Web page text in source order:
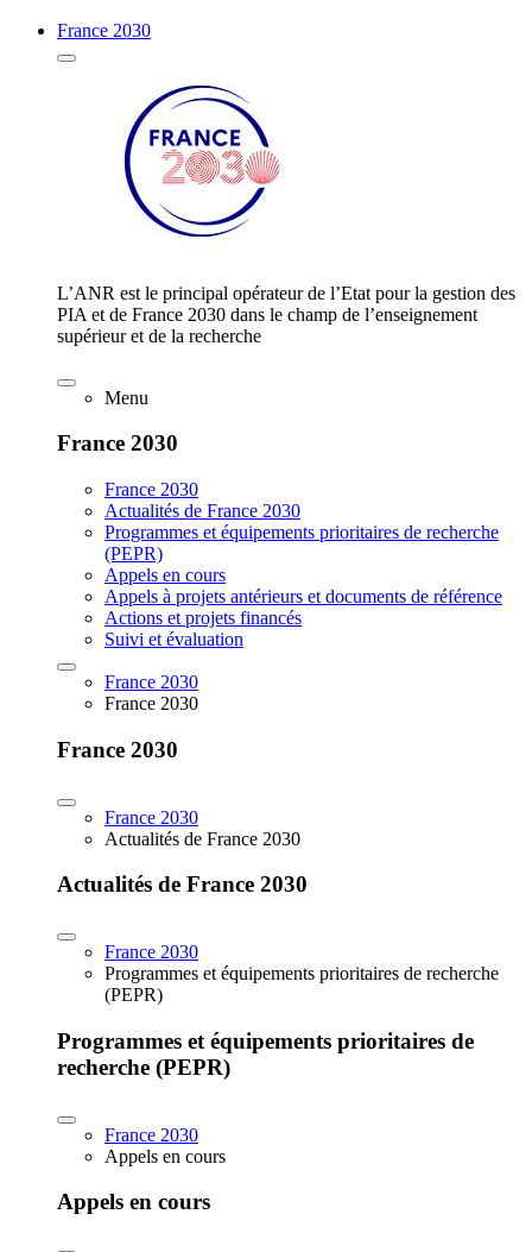
France 2030
L’ANR est le principal opérateur de l’Etat pour la gestion des
PIA et de France 2030 dans le champ de l’enseignement
supérieur et de la recherche
Menu
France 2030
France 2030
Actualités de France 2030
Programmes et équipements prioritaires de recherche
(PEPR)
Appels en cours
Appels à projets antérieurs et documents de référence
Actions et projets financés
Suivi et évaluation
France 2030
France 2030
France 2030
France 2030
Actualités de France 2030
Actualités de France 2030
France 2030
Programmes et équipements prioritaires de recherche
(PEPR)
Programmes et équipements prioritaires de
recherche (PEPR)
France 2030
Appels en cours
Appels en cours